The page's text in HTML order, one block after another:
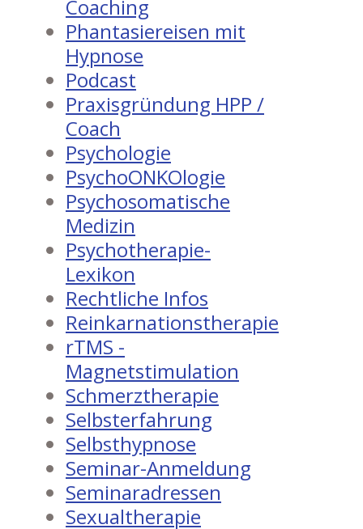
Coaching
Phantasiereisen mit
Hypnose
Podcast
Praxisgründung HPP /
Coach
Psychologie
PsychoONKOlogie
Psychosomatische
Medizin
Psychotherapie-
Lexikon
Rechtliche Infos
Reinkarnationstherapie
rTMS -
Magnetstimulation
Schmerztherapie
Selbsterfahrung
Selbsthypnose
Seminar-Anmeldung
Seminaradressen
Sexualtherapie